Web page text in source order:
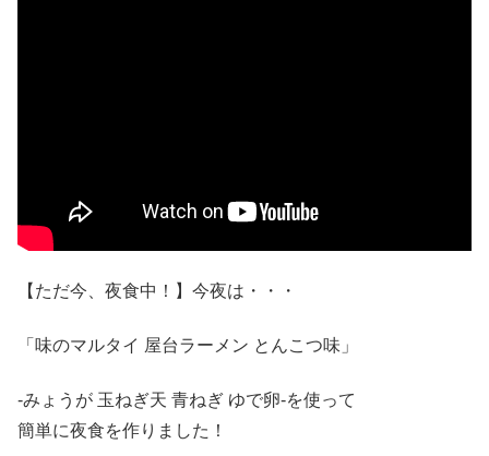
【ただ今、夜食中！】今夜は・・・
「味のマルタイ 屋台ラーメン とんこつ味」
-みょうが 玉ねぎ天 青ねぎ ゆで卵-を使って
簡単に夜食を作りました！